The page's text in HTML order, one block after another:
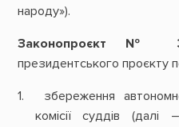
народу»).
Законопроєкт №
президентського проєкту
збереження
комісії суддів